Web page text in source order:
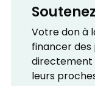
Votre don à
financer
directement
leurs